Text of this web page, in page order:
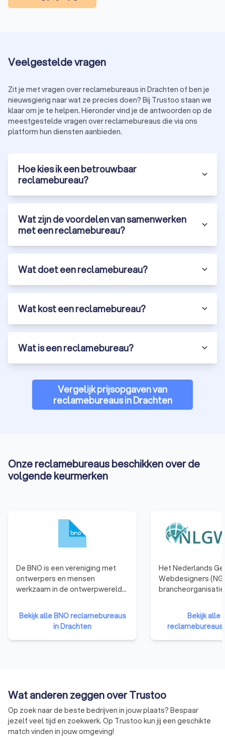
Met zoveel keuze is het belangrijk om het juiste
Werkwijze:zorg ervoor dat de aanpak van het bureau
zonder in te leveren op kwaliteit.
Specialisaties:sommige bureaus focussen op
specifieke sectoren of marketingtechnieken.
Met Trustoo vind je eenvoudig de beste reclamebureaus in
Drachten. Vraag vandaag nog drie tot vier offertes aan en
Veelgestelde vragen
Zit je met vragen over reclamebureaus in Drachten of ben je
nieuwsgierig naar wat ze precies doen? Bij Trustoo staan we
klaar om je te helpen. Hieronder vind je de antwoorden op de
meestgestelde vragen over reclamebureaus die via ons
platform hun diensten aanbieden.
Hoe kies ik een betrouwbaar
reclamebureau?
Wat zijn de voordelen van samenwerken
met een reclamebureau?
Wat doet een reclamebureau?
Wat kost een reclamebureau?
Wat is een reclamebureau?
Vergelijk prijsopgaven van
reclamebureaus in Drachten
Onze reclamebureaus beschikken over de
volgende keurmerken
De BNO is een vereniging met
ontwerpers en mensen
werkzaam in de ontwerpwereld
vertegenwoordigt en versterkt
ontwerpers in Nederland.
Bekijk alle BNO reclamebureaus
in Drachten
Het Nederlands
Webdesigners
die zijn
hebben namelijk
de nodige kennis,
vaardigheden te
gedragscode van
betekent dat ze
eigen gang kunnen
moeten voldoen
Bekijk alle
reclamebureaus
Wat anderen zeggen over Trustoo
Op zoek naar de beste bedrijven in jouw plaats? Bespaar
jezelf veel tijd en zoekwerk. Op Trustoo kun jij een geschikte
match vinden in jouw omgeving!